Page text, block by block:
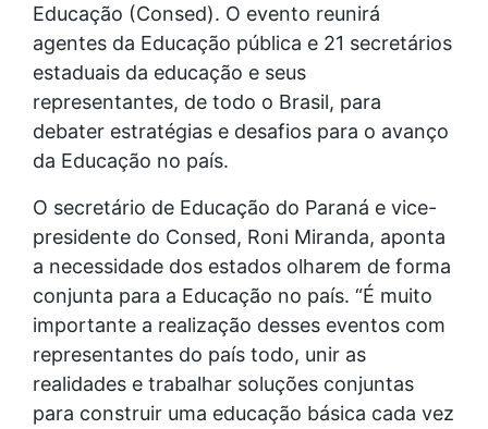
Educação (Consed). O evento reunirá
agentes da Educação pública e 21 secretários
estaduais da educação e seus
representantes, de todo o Brasil, para
debater estratégias e desafios para o avanço
da Educação no país.
O secretário de Educação do Paraná e vice-
presidente do Consed, Roni Miranda, aponta
a necessidade dos estados olharem de forma
conjunta para a Educação no país. “É muito
importante a realização desses eventos com
representantes do país todo, unir as
realidades e trabalhar soluções conjuntas
para construir uma educação básica cada vez